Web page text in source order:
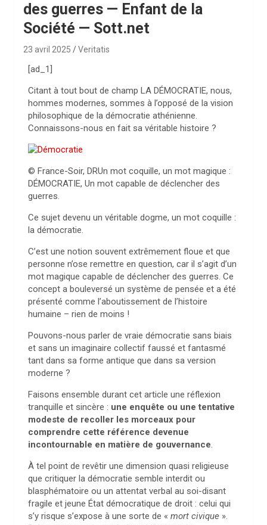
des guerres — Enfant de la
Société — Sott.net
23 avril 2025 Veritatis
[ad_1]
Citant à tout bout de champ LA DÉMOCRATIE, nous,
hommes modernes, sommes à l’opposé de la vision
philosophique de la démocratie athénienne.
Connaissons-nous en fait sa véritable histoire ?
© France-Soir, DRUn mot coquille, un mot magique :
DÉMOCRATIE, Un mot capable de déclencher des
guerres.
Ce sujet devenu un véritable dogme, un mot coquille :
la démocratie.
C’est une notion souvent extrêmement floue et que
personne n’ose remettre en question, car il s’agit d’un
mot magique capable de déclencher des guerres. Ce
concept a bouleversé un système de pensée et a été
présenté comme l’aboutissement de l’histoire
humaine – rien de moins !
Pouvons-nous parler de vraie démocratie sans biais
et sans un imaginaire collectif faussé et fantasmé
tant dans sa forme antique que dans sa version
moderne ?
Faisons ensemble durant cet article une réflexion
tranquille et sincère : une enquête ou une tentative
modeste de recoller les morceaux pour
comprendre cette référence devenue
incontournable en matière de gouvernance.
À tel point de revêtir une dimension quasi religieuse
que critiquer la démocratie semble interdit ou
blasphématoire ou un attentat verbal au soi-disant
fragile et jeune État démocratique de droit : celui qui
s’y risque s’expose à une sorte de « mort civique ».